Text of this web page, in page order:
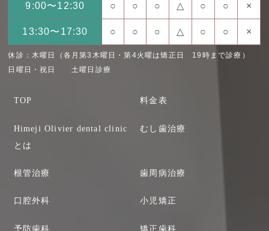
9:00〜12:30 ○ ○ ○ △ ○ ○ ×
13:30〜17:30 ○ ○ ○ △ ○ ○ ×
休診：木曜日（各月第3木曜日・第4火曜は矯正日 19時まで診療）
日曜日・祝日 土曜日診療
TOP 料金表
Himeji Olivier dental clinic
とは
むし歯治療
根管治療 歯周病治療
口腔外科 小児矯正
予防歯科 矯正歯科